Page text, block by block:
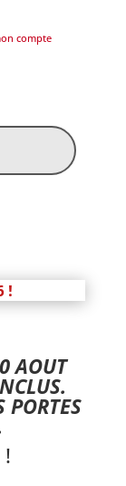
compte
!
AOUT
PORTES